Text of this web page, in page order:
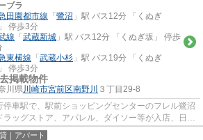
ブラ
田園都市線 「 鷺沼 」駅 バス12分 「くぬぎ
停歩3分
線 「 武蔵新城 」駅 バス12分 「くぬぎ坂」 停歩
東横線 「 武蔵小杉 」駅 バス19分 「くぬぎ
停歩3分
掲載物件
川県川崎市宮前区南野川 ３丁目29-8
車駅で、駅前ショッピングセンターのフレル鷺沼
ラッグストア、アパレル、ダイソー等が入店、日常
辺には、飲食店街...
｜アパート